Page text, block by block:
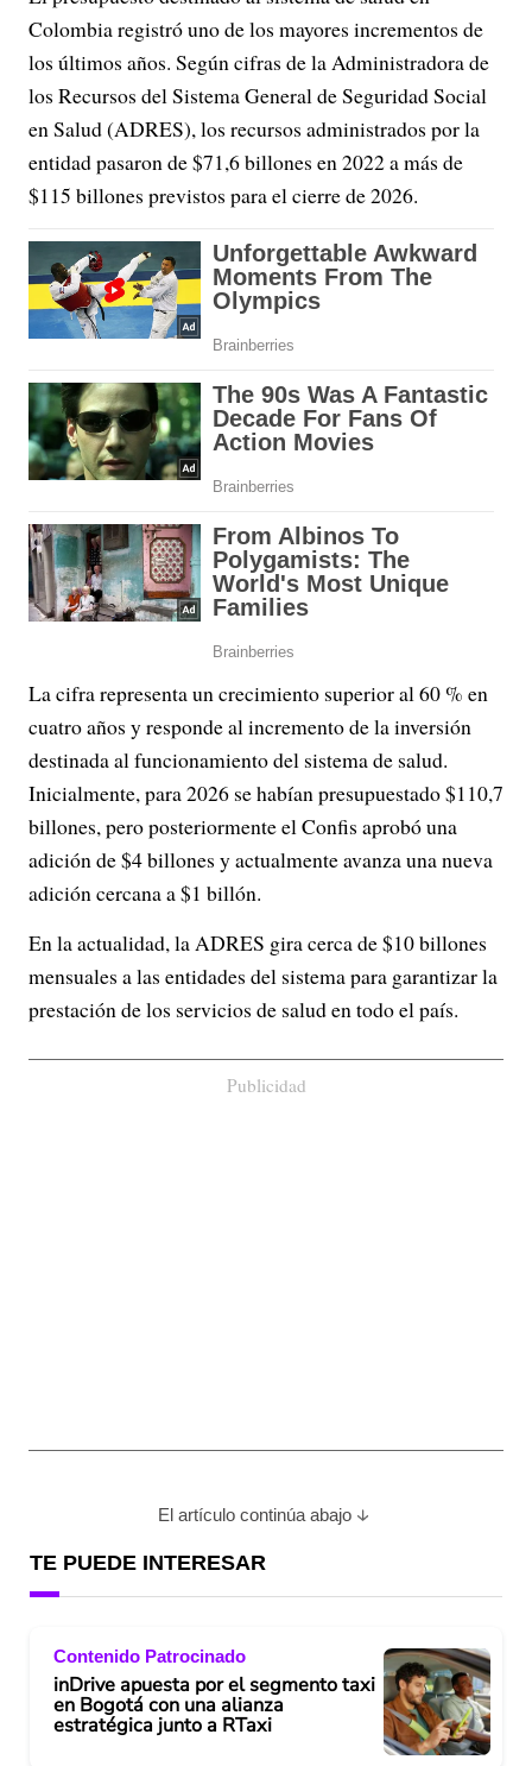
Colombia registró uno de los mayores incrementos de
los últimos años. Según cifras de la Administradora de
los Recursos del Sistema General de Seguridad Social
en Salud (ADRES), los recursos administrados por la
entidad pasaron de $71,6 billones en 2022 a más de
$115 billones previstos para el cierre de 2026.
La cifra representa un crecimiento superior al 60 % en
cuatro años y responde al incremento de la inversión
destinada al funcionamiento del sistema de salud.
Inicialmente, para 2026 se habían presupuestado $110,7
billones, pero posteriormente el Confis aprobó una
adición de $4 billones y actualmente avanza una nueva
adición cercana a $1 billón.
En la actualidad, la ADRES gira cerca de $10 billones
mensuales a las entidades del sistema para garantizar la
prestación de los servicios de salud en todo el país.
Publicidad
El artículo continúa abajo
TE PUEDE INTERESAR
Contenido Patrocinado
inDrive apuesta por el segmento taxi
en Bogotá con una alianza
estratégica junto a RTaxi